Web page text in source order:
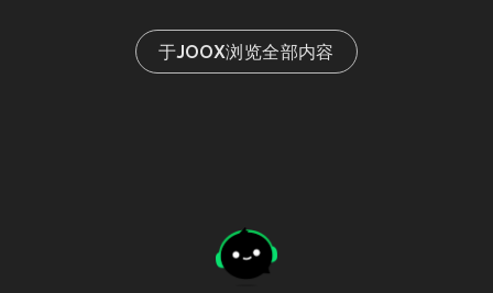
于JOOX浏览全部内容